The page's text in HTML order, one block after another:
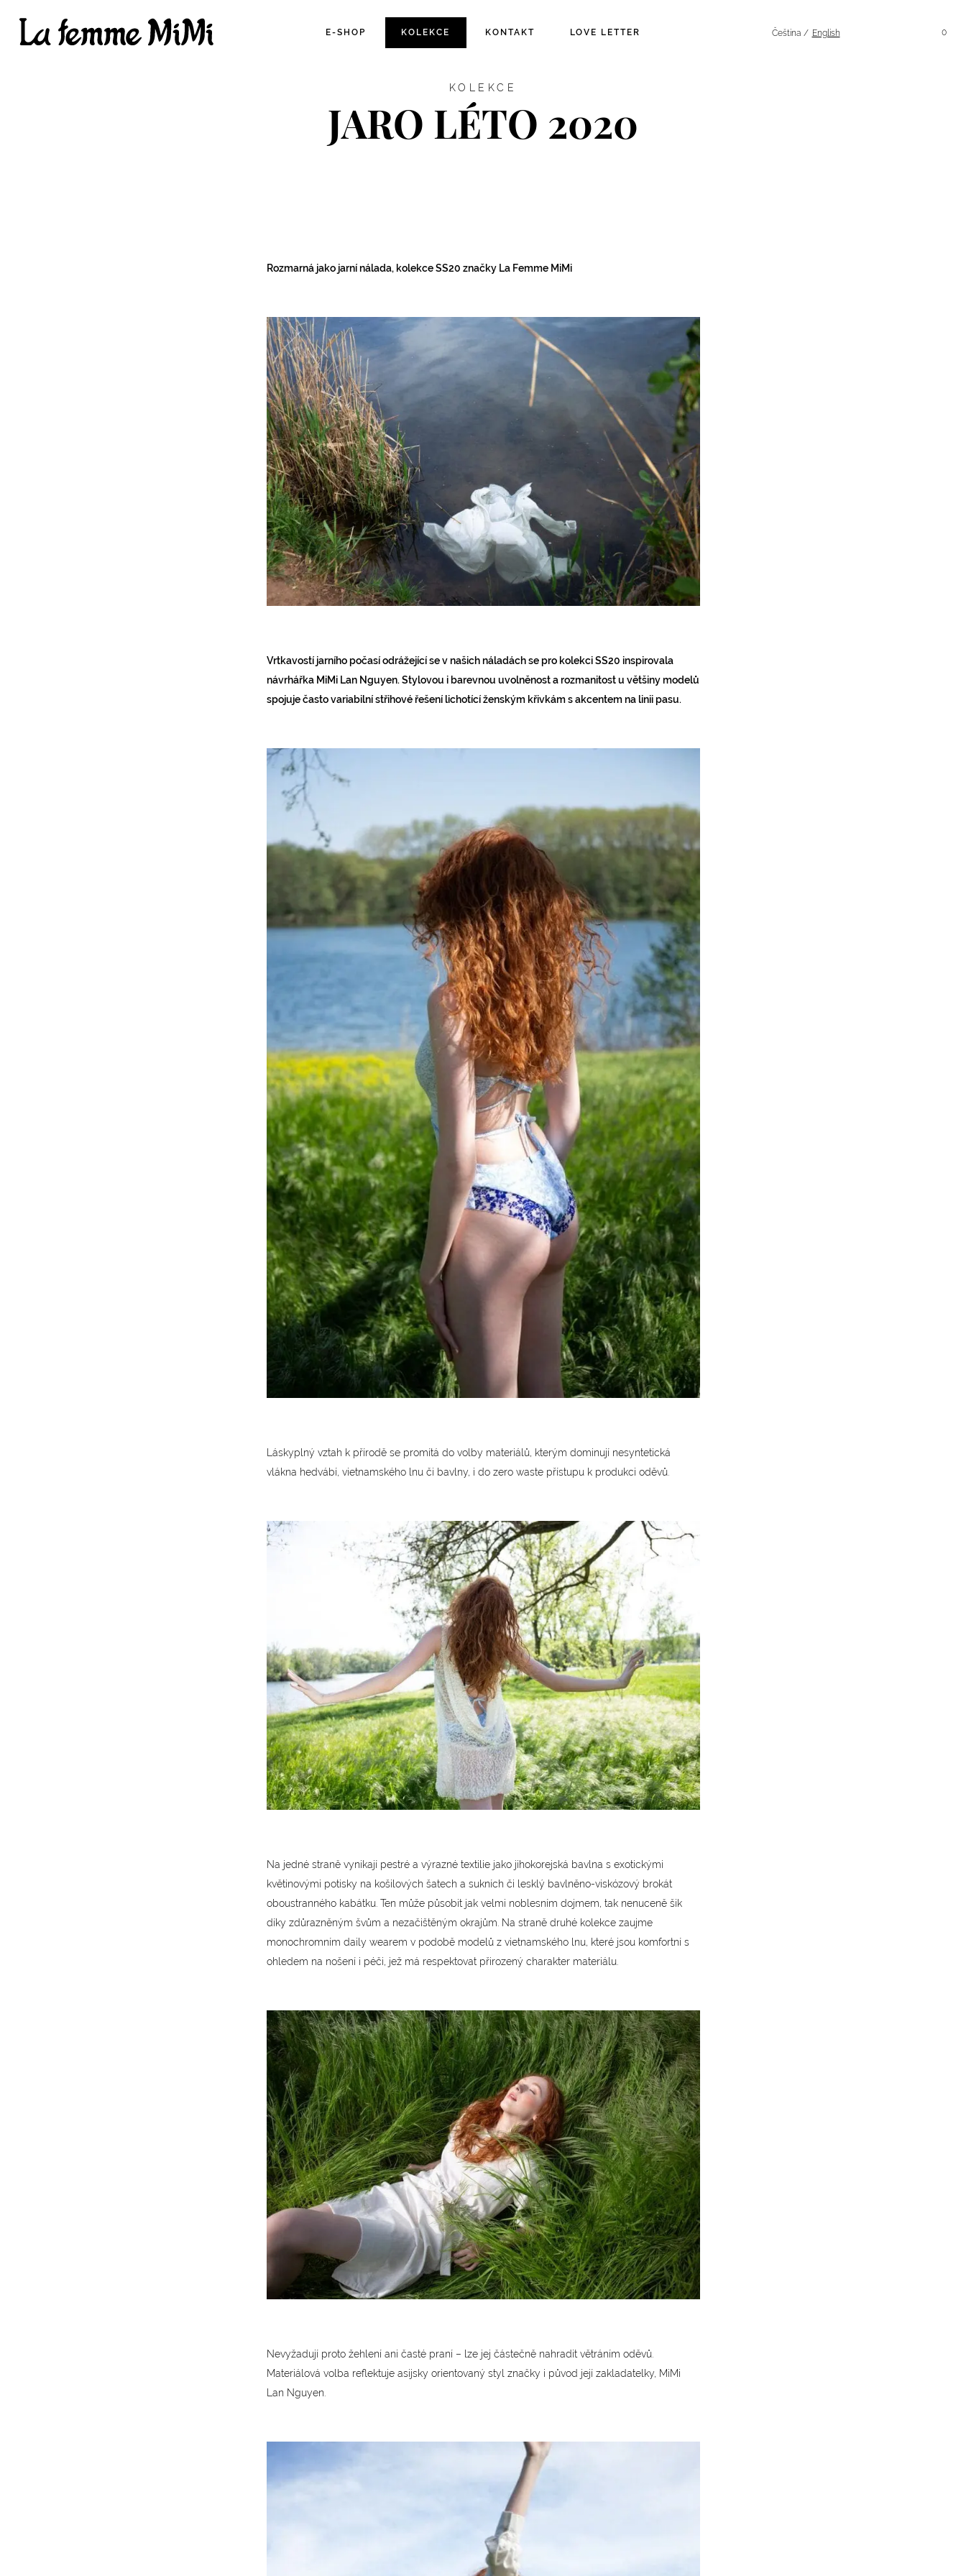
E-SHOP KOLEKCE KONTAKT LOVE LETTER Čeština English 0
KOLEKCE
JARO LÉTO 2020
Rozmarná jako jarní nálada, kolekce SS20 značky La Femme MiMi
Vrtkavostí jarního počasí odrážející se v našich náladách se pro kolekci SS20 inspirovala
návrhářka MiMi Lan Nguyen. Stylovou i barevnou uvolněnost a rozmanitost u většiny modelů
spojuje často variabilní střihové řešení lichotící ženským křivkám s akcentem na linii pasu.
Láskyplný vztah k přírodě se promítá do volby materiálů, kterým dominují nesyntetická
vlákna hedvábí, vietnamského lnu či bavlny, i do zero waste přístupu k produkci oděvů.
Na jedné straně vynikají pestré a výrazné textilie jako jihokorejská bavlna s exotickými
květinovými potisky na košilových šatech a sukních či lesklý bavlněno-viskózový brokát
oboustranného kabátku. Ten může působit jak velmi noblesním dojmem, tak nenuceně šik
díky zdůrazněným švům a nezačištěným okrajům. Na straně druhé kolekce zaujme
monochromním daily wearem v podobě modelů z vietnamského lnu, které jsou komfortní s
ohledem na nošení i péči, jež má respektovat přirozený charakter materiálu.
Nevyžadují proto žehlení ani časté praní – lze jej částečně nahradit větráním oděvů.
Materiálová volba reflektuje asijsky orientovaný styl značky i původ její zakladatelky, MiMi
Lan Nguyen.